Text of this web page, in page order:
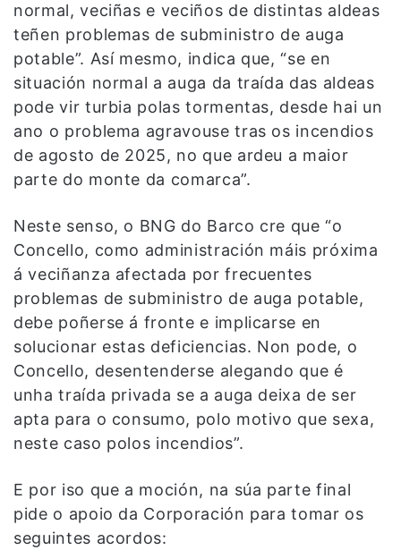
normal, veciñas e veciños de distintas aldeas
teñen problemas de subministro de auga
potable”. Así mesmo, indica que, “se en
situación normal a auga da traída das aldeas
pode vir turbia polas tormentas, desde hai un
ano o problema agravouse tras os incendios
de agosto de 2025, no que ardeu a maior
parte do monte da comarca”.
Neste senso, o BNG do Barco cre que “o
Concello, como administración máis próxima
á veciñanza afectada por frecuentes
problemas de subministro de auga potable,
debe poñerse á fronte e implicarse en
solucionar estas deficiencias. Non pode, o
Concello, desentenderse alegando que é
unha traída privada se a auga deixa de ser
apta para o consumo, polo motivo que sexa,
neste caso polos incendios”.
E por iso que a moción, na súa parte final
pide o apoio da Corporación para tomar os
seguintes acordos: